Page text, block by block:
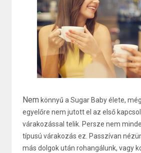
Nem könnyű a Sugar Baby élete,
egyelőre nem jutott el az első
várakozással telik. Persze nem
típusú várakozás ez. Passzívan
más dolgok után rohangálunk, vagy